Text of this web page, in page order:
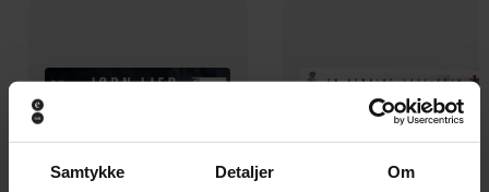
Samtykke Detaljer Om